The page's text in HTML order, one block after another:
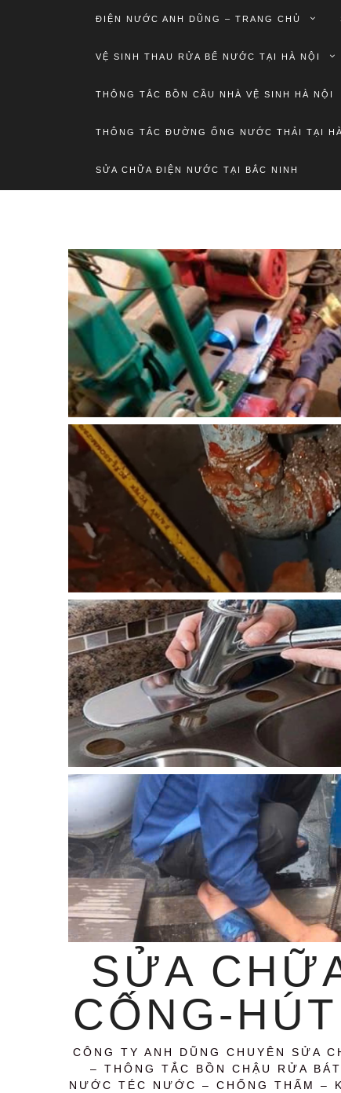
ĐIỆN NƯỚC ANH DŨNG – TRANG CHỦ
VỆ SINH THAU RỬA BỂ NƯỚC TẠI HÀ NỘI
THÔNG TẮC BỒN CẦU NHÀ VỆ SINH HÀ NỘI
THÔNG TẮC ĐƯỜNG ỐNG NƯỚC THẢI TẠI
SỬA CHỮA ĐIỆN NƯỚC TẠI BẮC NINH
SỬA
CỐNG-
CÔNG TY ANH DŨNG CHUYÊN SỬA
– THÔNG TẮC BỒN CHẬU RỬA
NƯỚC TÉC NƯỚC – CHỐNG THẤM